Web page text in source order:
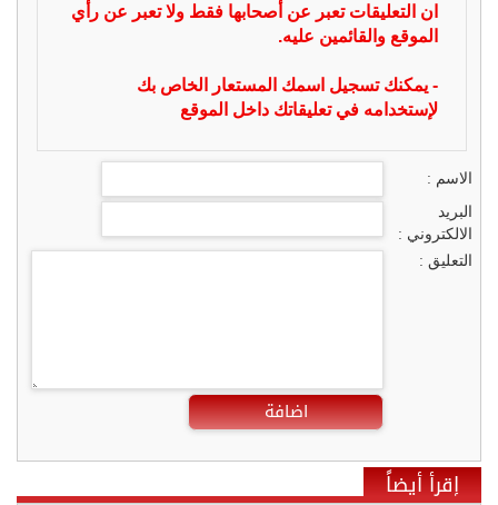
ان التعليقات تعبر عن أصحابها فقط ولا تعبر عن رأي
الموقع والقائمين عليه.
- يمكنك تسجيل اسمك المستعار الخاص بك
لإستخدامه في تعليقاتك داخل الموقع
الاسم :
البريد
الالكتروني :
التعليق :
اضافة
إقرأ أيضاً